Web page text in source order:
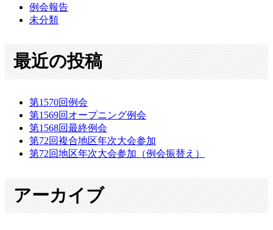
例会報告
未分類
最近の投稿
第1570回例会
第1569回オープニング例会
第1568回最終例会
第72回複合地区年次大会参加
第72回地区年次大会参加（例会振替え）
アーカイブ